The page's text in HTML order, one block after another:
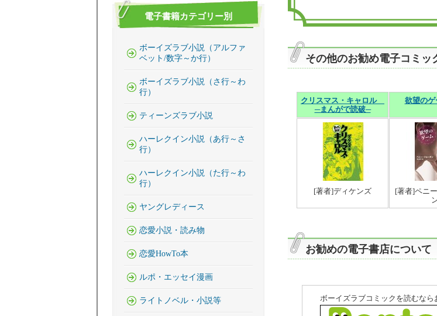
その他のお勧め電子コミッ
クリスマス・キャロル
─まんがで読破─
欲望の
[著者]ディケンズ
[著者]ペニ
お勧めの電子書店について
ボーイズラブコミックを読むなら
電子書籍カテゴリー別
ボーイズラブ小説（アルファ
ベット/数字～か行）
ボーイズラブ小説（さ行～わ
行）
ティーンズラブ小説
ハーレクイン小説（あ行～さ
行）
ハーレクイン小説（た行～わ
行）
ヤングレディース
恋愛小説・読み物
恋愛HowTo本
ルポ・エッセイ漫画
ライトノベル・小説等